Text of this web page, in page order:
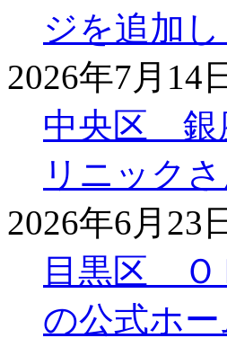
ジを追加し
2026年7月14
中央区 銀
リニック
2026年6月23
目黒区 Ｏ
の公式ホ